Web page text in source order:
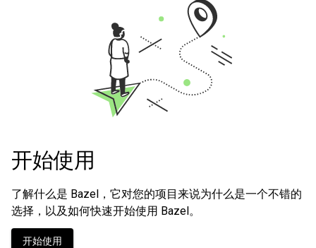
开始使用
了解什么是 Bazel，它对您的项目来说为什么是一个不错的
选择，以及如何快速开始使用 Bazel。
开始使用